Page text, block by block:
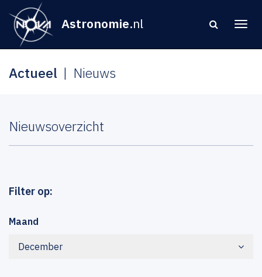
Astronomie.nl
Actueel Nieuws
Nieuwsoverzicht
Filter op:
Maand
December